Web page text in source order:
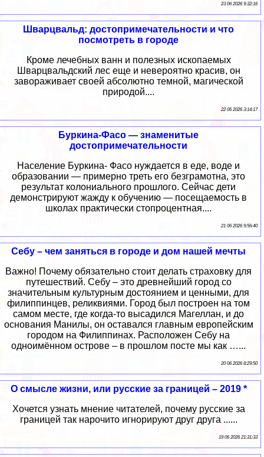
23 06 2026 9:32:16
Шварцвальд: достопримечательности и что
посмотреть в городе
Кроме лечебных ванн и полезных ископаемых
Шварцвальдский лес еще и невероятно красив, он
завораживает своей абсолютно темной, магической
природой....
22 06 2026 3:14:17
Буркина-Фасо — знаменитые
достопримечательности
Население Буркина- Фасо нуждается в еде, воде и
образовании — примерно треть его безграмотна, это
результат колониального прошлого. Сейчас дети
демонстрируют жажду к обучению — посещаемость в
школах практически стопроцентная....
21 06 2026 9:56:40
Себу – чем заняться в городе и дом нашей мечты
Важно! Почему обязательно стоит делать страховку для
путешествий. Себу – это древнейший город со
значительным культурным достоянием и ценными, для
филиппинцев, реликвиями. Город был построен на том
самом месте, где когда-то высадился Магеллан, и до
основания Манилы, он оставался главным европейским
городом на Филиппинах. Расположен Себу на
одноимённом острове – в прошлом посте мы как …...
20 06 2026 8:29:50
О смысле жизни, или русские за границей – 2019 *
Хочется узнать мнение читателей, почему русские за
границей так нарочито игнорируют друг друга ......
19 06 2026 21:31:33